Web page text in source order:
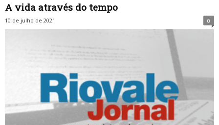
A vida através do tempo
10 de julho de 2021 0